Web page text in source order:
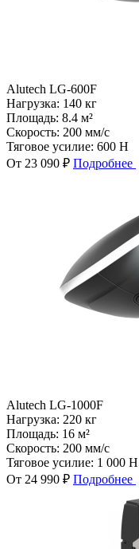
Alutech LG-600F
Нагрузка: 140 кг
Площадь: 8.4 м²
Скорость: 200 мм/с
Тяговое усилие: 600 Н
От 23 090 ₽ Подробнее
Alutech LG-1000F
Нагрузка: 220 кг
Площадь: 16 м²
Скорость: 200 мм/с
Тяговое усилие: 1 000 Н
От 24 990 ₽ Подробнее